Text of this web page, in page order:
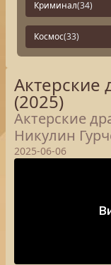
Криминал(34)
Космос(33)
Актерские
(2025)
Актерские
Никулин
2025-06-06